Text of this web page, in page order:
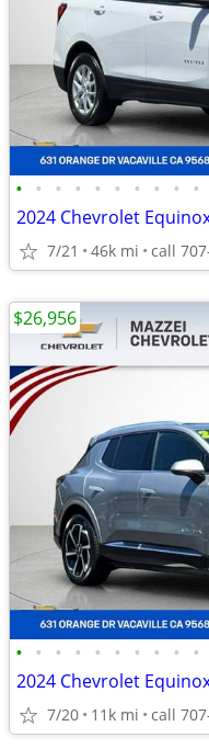
• • • • • • • • • •
2024 Chevrolet
7/21 46k mi call
• • • • • • • • • •
7/20 11k mi call
$26,956